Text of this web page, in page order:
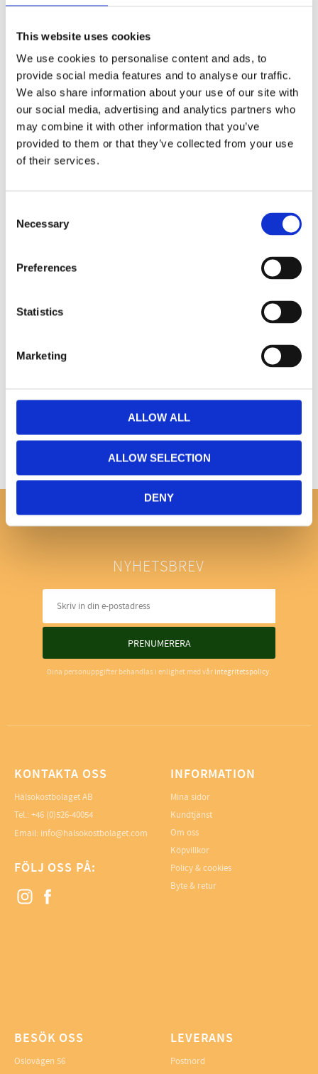
This website uses cookies
We use cookies to personalise content and ads, to
provide social media features and to analyse our traffic.
We also share information about your use of our site with
our social media, advertising and analytics partners who
may combine it with other information that you’ve
provided to them or that they’ve collected from your use
of their services.
Selection
Necessary
Preferences
Statistics
Marketing
ALLOW ALL
ALLOW SELECTION
DENY
Stevia drops är både naturlig och kalorifri. Med bara några
få droppar kan du både söta och smaksätta mat och dricka
utan att tillföra en enda kalori. Finns i 5 olika smaker:
Neutral, Vanilla, Lemon, Dark Chocolate & Caramel.
Bli den första att lämna ett omdöme.
NYHETSBREV
PRENUMERERA
Dina personuppgifter behandlas i enlighet med vår integritetspolicy.
KONTAKTA OSS
Hälsokostbolaget AB
Tel.: +46 (0)526-40054
Email: info@halsokostbolaget.com
FÖLJ OSS PÅ:
INFORMATION
Mina sidor
Kundtjänst
Om oss
Köpvillkor
Policy & cookies
Byte & retur
BESÖK OSS
Oslovägen 56
LEVERANS
Postnord